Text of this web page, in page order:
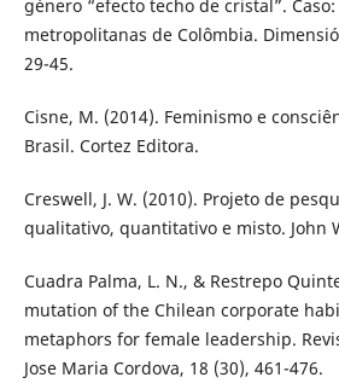
género “efecto techo de cristal”.
metropolitanas de Colômbia.
29-45.
Cisne, M. (2014). Feminismo e
Brasil. Cortez Editora.
Creswell, J. W. (2010). Projeto de
qualitativo, quantitativo e misto. John
Cuadra Palma, L. N., & Restrepo
mutation of the Chilean corporate
metaphors for female leadership.
Jose Maria Cordova, 18 (30), 461-476.